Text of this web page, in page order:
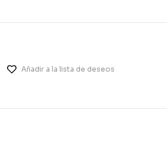
Añadir a la lista de deseos